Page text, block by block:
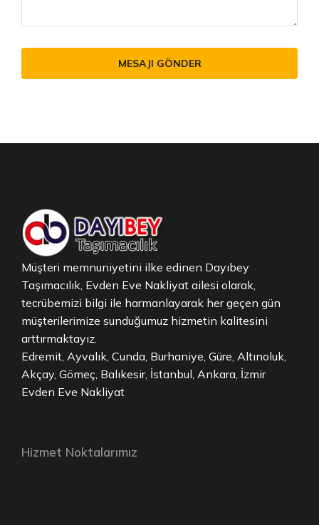
MESAJI GÖNDER
Müşteri memnuniyetini ilke edinen Dayıbey
Taşımacılık, Evden Eve Nakliyat ailesi olarak,
tecrübemizi bilgi ile harmanlayarak her geçen gün
müşterilerimize sunduğumuz hizmetin kalitesini
arttırmaktayız.
Edremit, Ayvalık, Cunda, Burhaniye, Güre, Altınoluk,
Akçay, Gömeç, Balıkesir, İstanbul, Ankara, İzmir
Evden Eve Nakliyat
Hizmet Noktalarımız